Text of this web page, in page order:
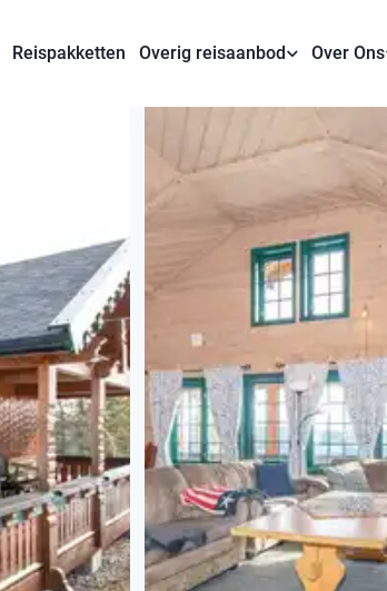
Reispakketten Overig reisaanbod Over Ons